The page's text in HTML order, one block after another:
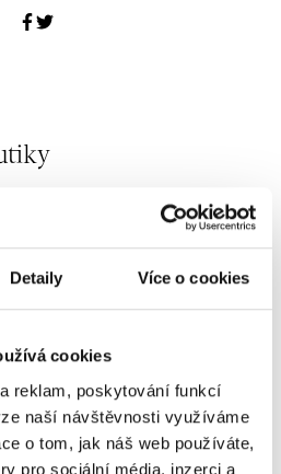
Detaily Více o cookies
cookies
reklam, poskytování funkcí
naší návštěvnosti využíváme
o tom, jak náš web používáte,
pro sociální média, inzerci a
Slovensko